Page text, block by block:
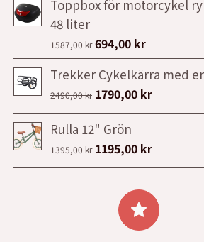
priset
6990,00 kr.
priset
Toppbox för motorcykel
48 liter
1587,00kr Det
ursprungliga
priset
var:
1587,00 kr.
694,00 kr
priset
är:
Trekker Cykelkärra med
2490,00kr Det
ursprungliga
priset
var:
2490,00 kr.
1790,00 kr
1790,00
Rulla 12" Grön
1395,00kr Det
ursprungliga
1395,00 kr.
1195,00 kr
är:
1195,00 kr.